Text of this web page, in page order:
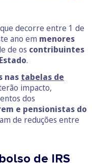
decorre entre 1 de
ano em menores
de os contribuintes
.
nas tabelas de
impacto,
dos
e pensionistas do
de reduções entre
de IRS